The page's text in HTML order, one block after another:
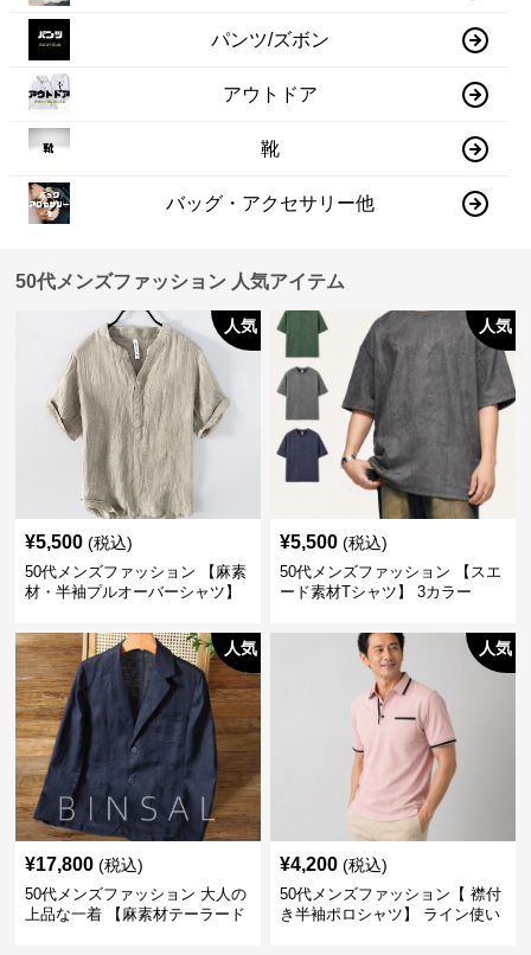
パンツ/ズボン
アウトドア
靴
バッグ・アクセサリー他
50代メンズファッション 人気アイテム
人気
¥5,500 (税込)
50代メンズファッション 【麻素
材・半袖プルオーバーシャツ】
人気
¥5,500 (税込)
50代メンズファッション 【スエ
ード素材Tシャツ】 3カラー
人気
¥17,800 (税込)
50代メンズファッション 大人の
上品な一着 【麻素材テーラード
人気
¥4,200 (税込)
50代メンズファッション【 襟付
き半袖ポロシャツ】 ライン使い